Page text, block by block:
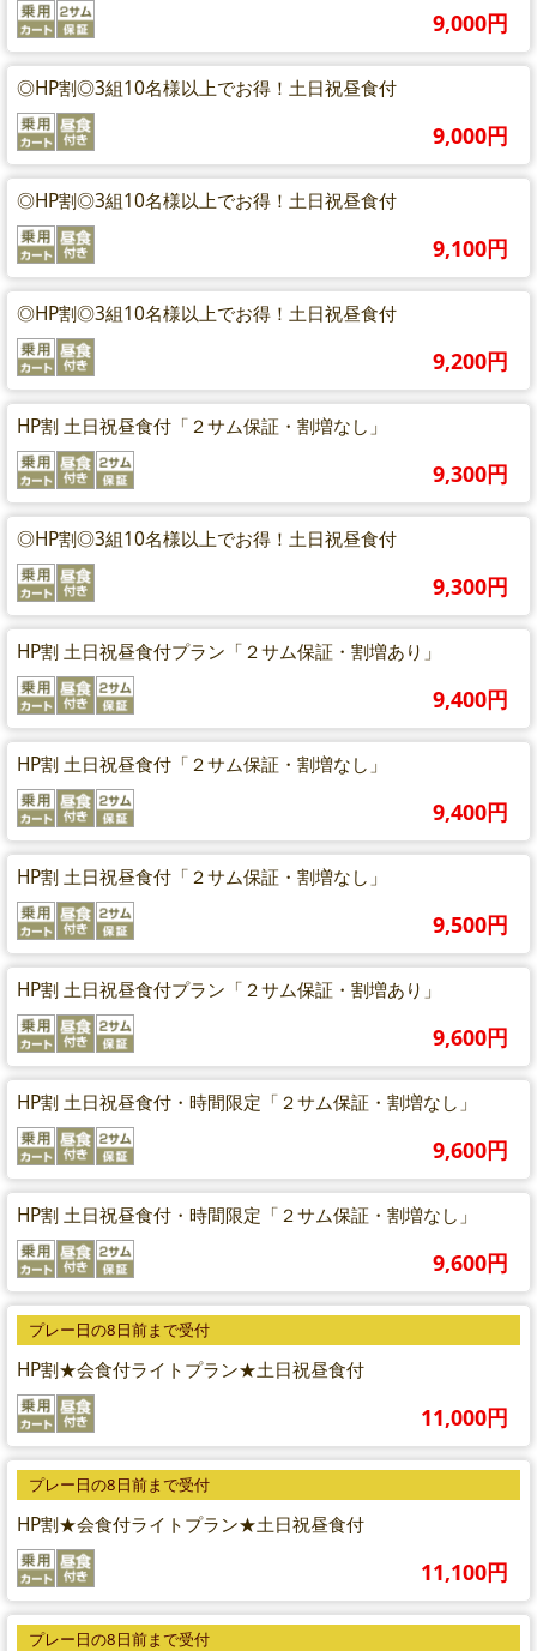
9,000円
◎HP割◎3組10名様以上でお得！土日祝昼食付
9,000円
◎HP割◎3組10名様以上でお得！土日祝昼食付
9,100円
◎HP割◎3組10名様以上でお得！土日祝昼食付
9,200円
HP割 土日祝昼食付「２サム保証・割増なし」
9,300円
◎HP割◎3組10名様以上でお得！土日祝昼食付
9,300円
HP割 土日祝昼食付プラン「２サム保証・割増あり」
9,400円
HP割 土日祝昼食付「２サム保証・割増なし」
9,400円
HP割 土日祝昼食付「２サム保証・割増なし」
9,500円
HP割 土日祝昼食付プラン「２サム保証・割増あり」
9,600円
HP割 土日祝昼食付・時間限定「２サム保証・割増なし」
9,600円
HP割 土日祝昼食付・時間限定「２サム保証・割増なし」
9,600円
プレー日の8日前まで受付
HP割★会食付ライトプラン★土日祝昼食付
11,000円
プレー日の8日前まで受付
HP割★会食付ライトプラン★土日祝昼食付
11,100円
プレー日の8日前まで受付